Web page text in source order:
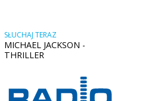
SŁUCHAJ TERAZ
MICHAEL JACKSON -
THRILLER